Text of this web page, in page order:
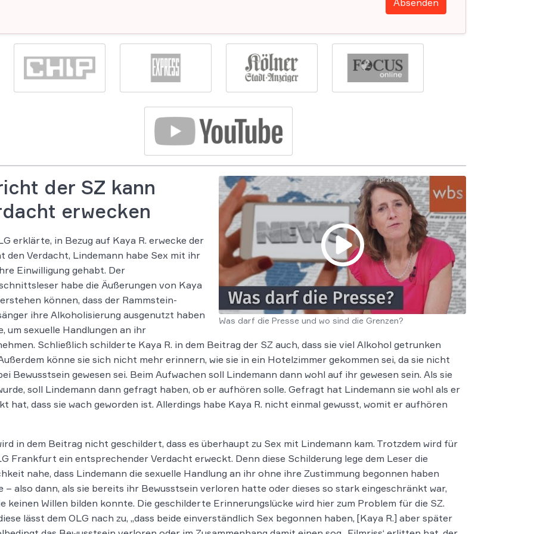
Absenden
Was darf die Presse und wo sind die Grenzen?
der SZ kann
erwecken
erklärte, in Bezug auf Kaya R. erwecke der
den Verdacht, Lindemann habe Sex mit ihr
Einwilligung gehabt. Der
habe die Äußerungen von Kaya
können, dass der Rammstein-
ihre Alkoholisierung ausgenutzt haben
um sexuelle Handlungen an ihr
Schließlich schilderte Kaya R. in dem Beitrag der SZ auch, dass sie viel Alkohol getrunken
könne sie sich nicht mehr erinnern, wie sie in ein Hotelzimmer gekommen sei, da sie nicht
Bewusstsein gewesen sei. Beim Aufwachen soll Lindemann dann wohl auf ihr gewesen sein. Als sie
soll Lindemann dann gefragt haben, ob er aufhören solle. Gefragt hat Lindemann sie wohl als er
hat, dass sie wach geworden ist. Allerdings habe Kaya R. nicht einmal gewusst, womit er aufhören
in dem Beitrag nicht geschildert, dass es überhaupt zu Sex mit Lindemann kam. Trotzdem wird für
Frankfurt ein entsprechender Verdacht erweckt. Denn diese Schilderung lege dem Leser die
nahe, dass Lindemann die sexuelle Handlung an ihr ohne ihre Zustimmung begonnen haben
– also dann, als sie bereits ihr Bewusstsein verloren hatte oder dieses so stark eingeschränkt war,
keinen Willen bilden konnte. Die geschilderte Erinnerungslücke wird hier zum Problem für die SZ.
lässt dem OLG nach zu, „dass beide einverständlich Sex begonnen haben, [Kaya R.] aber später